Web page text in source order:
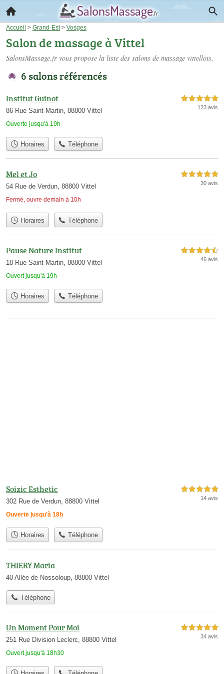
Accueil > Grand-Est > Vosges
Salon de massage à Vittel
SalonsMassage.fr vous propose la liste des salons de massage vittellois.
6 salons référencés
Institut Guinot
86 Rue Saint-Martin, 88800 Vittel
Ouverte jusqu'à 19h
5,0 étoiles sur 5
123 avis
Horaires Téléphone
Mel et Jo
54 Rue de Verdun, 88800 Vittel
Fermé, ouvre demain à 10h
5,0 étoiles sur 5
30 avis
Horaires Téléphone
Pause Nature Institut
18 Rue Saint-Martin, 88800 Vittel
Ouvert jusqu'à 19h
4,5 étoiles sur 5
46 avis
Horaires Téléphone
Soizic Esthetic
302 Rue de Verdun, 88800 Vittel
Ouverte jusqu'à 18h
5,0 étoiles sur 5
14 avis
Horaires Téléphone
THIERY Maria
40 Allée de Nossoloup, 88800 Vittel
Téléphone
Un Moment Pour Moi
251 Rue Division Leclerc, 88800 Vittel
Ouvert jusqu'à 18h30
5,0 étoiles sur 5
34 avis